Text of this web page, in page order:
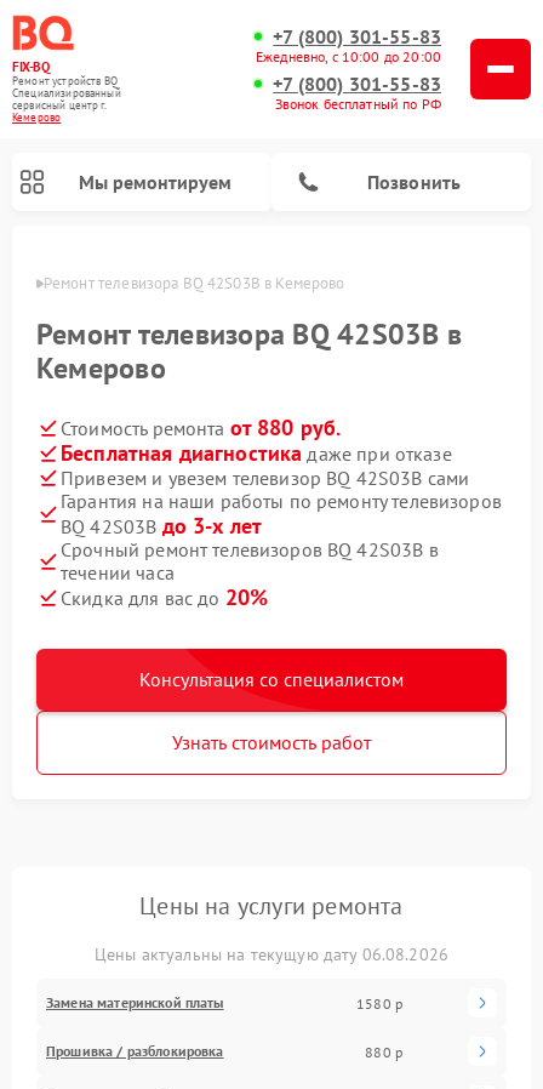
FIX-BQ
Ремонт устройств BQ
Специализированный
cервисный центр г.
Кемерово
+7 (800) 301-55-83
Ежедневно, с 10:00 до 20:00
+7 (800) 301-55-83
Звонок бесплатный по РФ
Мы ремонтируем Позвонить
Ремонт телевизора BQ 42S03B в Кемерово
Ремонт телевизора BQ 42S03B в
Кемерово
Стоимость ремонта от 880 руб.
Бесплатная диагностика даже при отказе
Привезем и увезем телевизор BQ 42S03B сами
Гарантия на наши работы по ремонту телевизоров
BQ 42S03B до 3-х лет
Срочный ремонт телевизоров BQ 42S03B в
течении часа
Скидка для вас до 20%
Консультация со специалистом
Узнать стоимость работ
Цены на услуги ремонта
Цены актуальны на текущую дату 06.08.2026
Замена материнской платы 1580 р
Прошивка / разблокировка 880 р